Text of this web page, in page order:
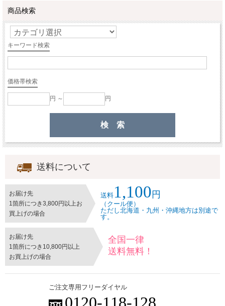
商品検索
キーワード検索
価格帯検索
円 ～ 円
送料について
お届け先
1箇所につき3,800円以上お
買上げの場合
送料 1,100 円
（クール便）
ただし北海道・九州・沖縄地方は別途で
す。
お届け先
1箇所につき10,800円以上
お買上げの場合
全国一律
送料無料！
ご注文専用フリーダイヤル